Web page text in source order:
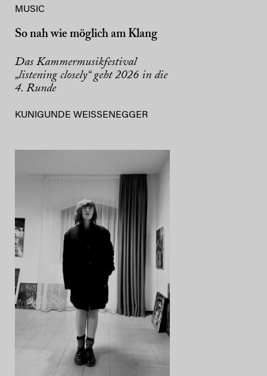
MUSIC
So nah wie möglich am Klang
Das Kammermusikfestival
„listening closely“ geht 2026 in die
4. Runde
KUNIGUNDE WEISSENEGGER